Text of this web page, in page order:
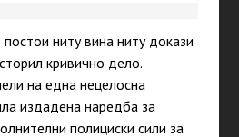
ниту вина ниту докази
кривично дело.
на една нецелосна
издадена наредба за
полициски сили за